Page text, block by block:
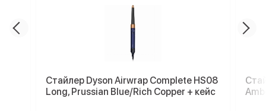
Стайлер Dyson Airwrap Complete HS08
Long, Prussian Blue/Rich Copper + кейс